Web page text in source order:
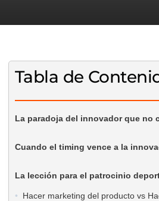
Tabla de
La paradoja del innovador que no
Cuando el timing vence a la
La lección para el patrocinio
Hacer marketing del producto vs